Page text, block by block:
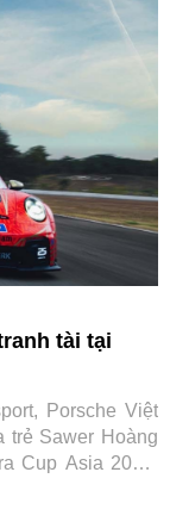
tài tại
Porsche Việt
trẻ Sawer Hoàng
Cup Asia 2026.
mốc mới trong